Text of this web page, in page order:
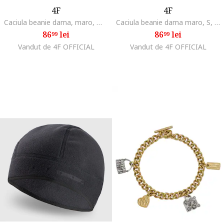
4F
Caciula beanie dama, maro, M, material din viscoza
8699lei
Vandut de 4F OFFICIAL
4F
Caciula beanie dama maro, S, material din viscoza
8699lei
Vandut de 4F OFFICIAL